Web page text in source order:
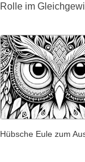
Rolle im
Hübsche Eule zum